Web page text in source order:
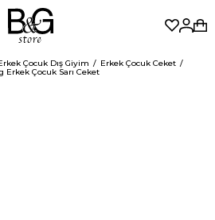
Çocuk Dış Giyim
Erkek Çocuk Ceket
Erkek Çocuk Sarı Ceket